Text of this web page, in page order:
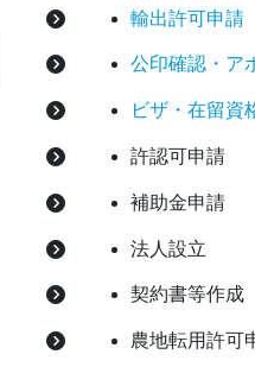
輸出許可申請
公印確認・ア
ビザ・在留資
許認可申請
補助金申請
法人設立
契約書等作成
農地転用許可